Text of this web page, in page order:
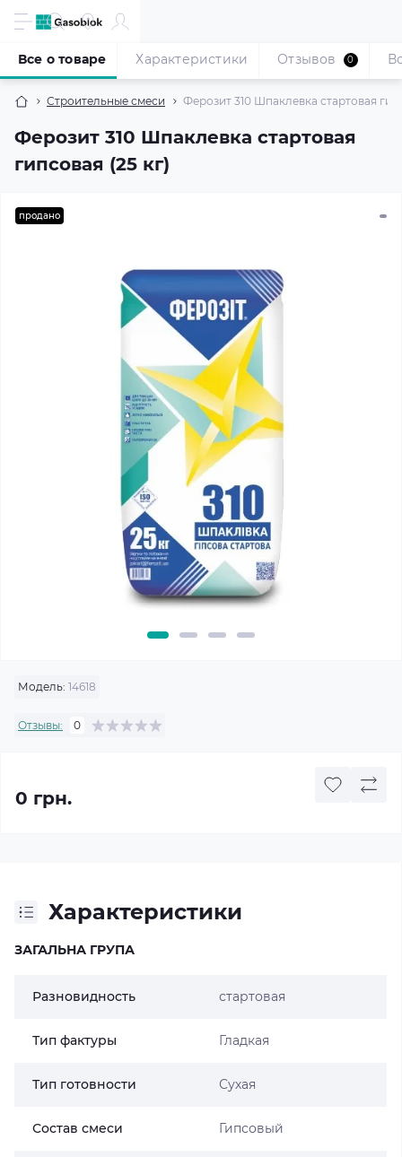
Строительные смеси Ферозит 310 Шпаклевка стартовая
Ферозит 310 Шпаклевка стартовая
гипсовая (25 кг)
Все о товаре Характеристики Отзывов 0
продано
Модель: 14618
Отзывы: 0
0 грн.
Характеристики
ЗАГАЛЬНА ГРУПА
Разновидность стартовая
Тип фактуры Гладкая
Тип готовности Сухая
Состав смеси Гипсовый